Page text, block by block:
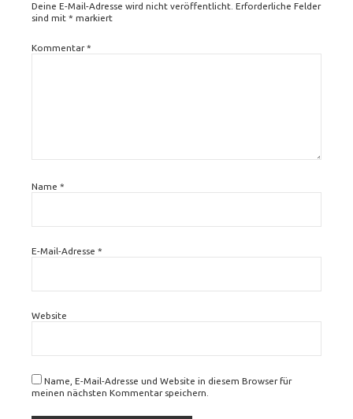
Deine E-Mail-Adresse wird nicht veröffentlicht. Erforderliche Felder
sind mit * markiert
Kommentar*
Name *
E-Mail-Adresse *
Website
Name, E-Mail-Adresse und Website in diesem Browser für
meinen nächsten Kommentar speichern.